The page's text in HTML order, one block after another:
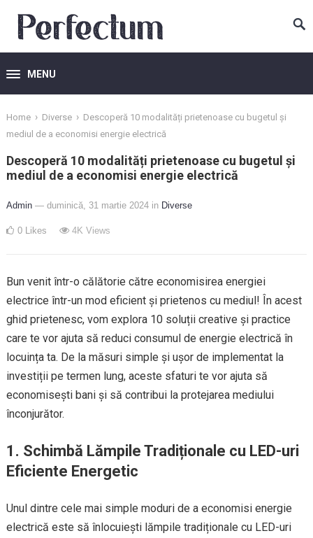
MENU
Home › Diverse › Descoperă 10 modalități prietenoase cu bugetul și
mediul de a economisi energie electrică
Descoperă 10 modalități prietenoase cu bugetul și
mediul de a economisi energie electrică
Admin — duminică, 31 martie 2024 in Diverse
0 Likes 4K Views
Bun venit într-o călătorie către economisirea energiei
electrice într-un mod eficient și prietenos cu mediul! În acest
ghid prietenesc, vom explora 10 soluții creative și practice
care te vor ajuta să reduci consumul de energie electrică în
locuința ta. De la măsuri simple și ușor de implementat la
investiții pe termen lung, aceste sfaturi te vor ajuta să
economisești bani și să contribui la protejarea mediului
înconjurător.
1. Schimbă Lămpile Tradiționale cu LED-uri
Eficiente Energetic
Unul dintre cele mai simple moduri de a economisi energie
electrică este să înlocuiești lămpile tradiționale cu LED-uri